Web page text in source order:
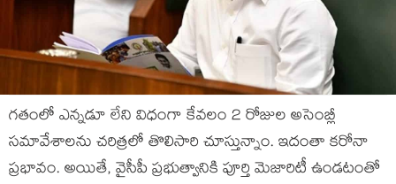
గతంలో ఎన్నడూ లేని విధంగా కేవలం 2 రోజుల అసెంబ్లీ
సమావేశాలను చరిత్రలో తొలిసారి చూస్తున్నాం. ఇదంతా కరోనా
ప్రభావం. అయితే, వైసీపీ ప్రభుత్వానికి పూర్తి మెజారిటీ ఉండటంతో